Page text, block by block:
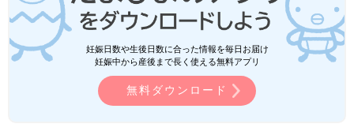
日本とフランス、二拠点生活で改めて感じること
――お料理上手な杏さんですが、もともと料理を作ることは好き
だったのですか？
杏 料理は、もともと性分的に好きです。子どものころからおや
妊娠日数や生後日数に合った情報を毎日お届け
妊娠中から産後まで長く使える無料アプリ
無料ダウンロード